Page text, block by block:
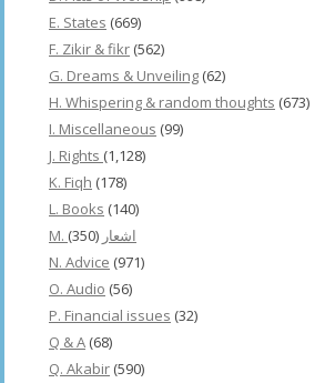
E. States (669)
F. Zikir & fikr (562)
G. Dreams & Unveiling (62)
H. Whispering & random thoughts (673)
I. Miscellaneous (99)
J. Rights (1,128)
K. Fiqh (178)
L. Books (140)
M. اشعار (350)
N. Advice (971)
O. Audio (56)
P. Financial issues (32)
Q & A (68)
Q. Akabir (590)